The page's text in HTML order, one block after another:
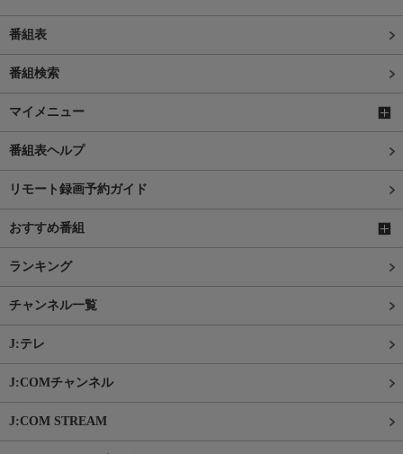
番組表
番組検索
マイメニュー
番組表ヘルプ
リモート録画予約ガイド
おすすめ番組
ランキング
チャンネル一覧
J:テレ
J:COMチャンネル
J:COM STREAM